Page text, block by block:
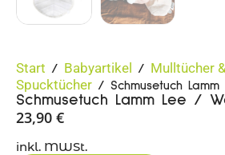
Start / Babyartikel / Mulltücher
Spucktücher / Schmusetuch
Schmusetuch Lamm Lee /
23,90 €
inkl. MWSt.